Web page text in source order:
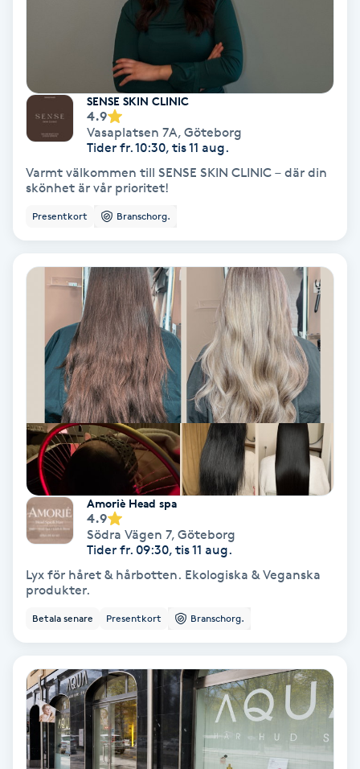
Extensions
Extensions borttagning
Eyeliner-tatuering
Face framing
Faceliftmassage
Fet hårbotten
Fettreducering
Fibromassage
Fillers
Fotmassage
Fotvård
Fransar
Fransborttagning
Fransfärgning
SENSE SKIN CLINIC
4.9
Vasaplatsen 7A, Göteborg
Tider fr. 10:30, tis 11 aug.
Varmt välkommen till SENSE SKIN CLINIC – där din
skönhet är vår prioritet!
Presentkort Branschorg.
Amoriè Head spa
4.9
Södra Vägen 7, Göteborg
Tider fr. 09:30, tis 11 aug.
Lyx för håret & hårbotten. Ekologiska & Veganska
produkter.
Betala senare Presentkort Branschorg.